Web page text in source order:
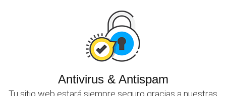
Antivirus & Antispam
Tu sitio web estará siempre seguro gracias a nuestras